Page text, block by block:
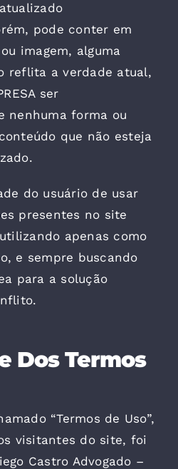
pode conter em
imagem, alguma
reflita a verdade atual,
ser
nenhuma forma ou
que não esteja
do usuário de usar
presentes no site
apenas como
e sempre buscando
para a solução
Dos Termos
“Termos de Uso”,
visitantes do site, foi
Castro Advogado –